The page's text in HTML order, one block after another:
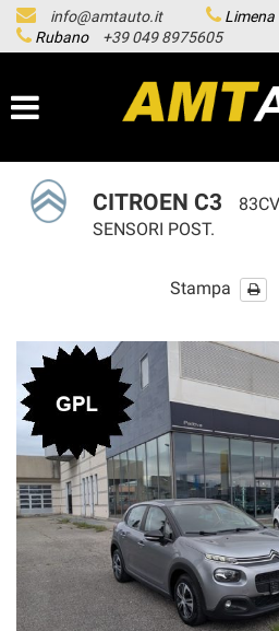
HOME
LISTA VEICOLI
LE NOSTRE SEDI
ASSISTENZA
SERVICE
CONTATTI
NEWS
AREA COMMERCIANTI
info@amtauto.it Limena
Rubano
+39 049 8975605
CITROEN C3
SENSORI POST.
Stampa